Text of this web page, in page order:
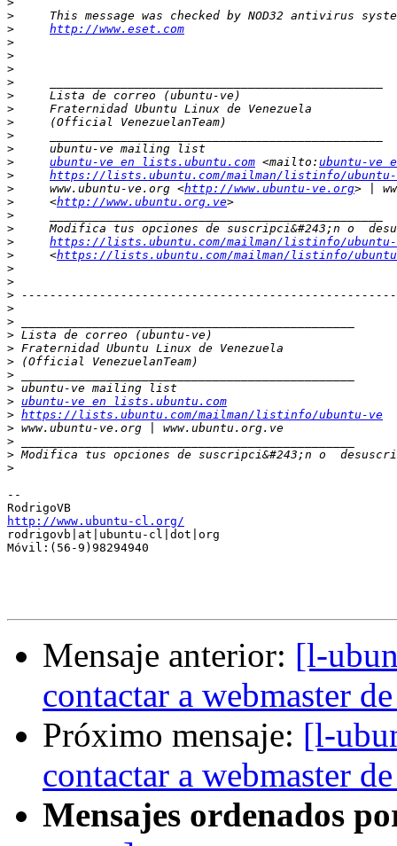
>
>
http://www.eset.com
>
>
>
>
>
>
>
>
>
>
ubuntu-ve en lists.ubuntu.com <mailto: ubuntu-ve
>
https://lists.ubuntu.com/mailman/listinfo/ubuntu-
>
     www.ubuntu-ve.org <
http://www.ubuntu-ve.org
>
     <
http://www.ubuntu.org.ve
>
>
>
https://lists.ubuntu.com/mailman/listinfo/ubuntu-
>
     <
https://lists.ubuntu.com/mailman/listinfo/
>
>
>
>
>
>
>
>
>
>
> ubuntu-ve en lists.ubuntu.com
> https://lists.ubuntu.com/mailman/listinfo/ubuntu-ve
>
>
> Modifica tus opciones de suscripci&#243;n o
>
--
http://www.ubuntu-cl.org/
rodrigovb|at|ubuntu-cl|dot|org
Móvil:(56-9)98294940
Mensaje anterior: [l-
contactar a webmaster
Próximo mensaje: [l-
contactar a webmaster
Mensajes ordenados